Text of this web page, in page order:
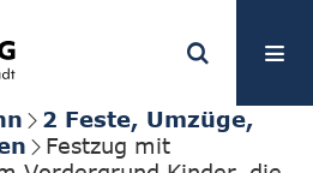
2 Feste, Umzüge,
Festzug mit